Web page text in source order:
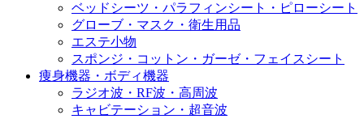
ベッドシーツ・パラフィンシート・ピローシート
グローブ・マスク・衛生用品
エステ小物
スポンジ・コットン・ガーゼ・フェイスシート
痩身機器・ボディ機器
ラジオ波・RF波・高周波
キャビテーション・超音波